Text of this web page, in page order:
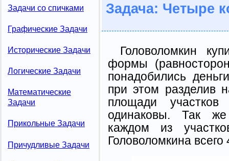
Задачи со спичками
Графические Задачи
Исторические Задачи
Логические Задачи
Математические
Задачи
Прикольные Задачи
Причудливые Задачи
Задача: Четыре
Головоломкин
формы
понадобились
при этом разделив
площади
одинаковы. Так
каждом из
Головоломкина